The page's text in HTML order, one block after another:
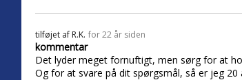
tilføjet af R.K. for 22 år siden
kommentar
Det lyder meget fornuftigt, men sørg for at
Og for at svare på dit spørgsmål, så er jeg 20